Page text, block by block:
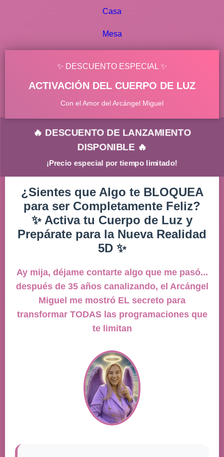
Casa
Mesa
✨ DESCUENTO ESPECIAL ✨
ACTIVACIÓN DEL CUERPO DE LUZ
Con el Amor del Arcángel Miguel
🔥 DESCUENTO DE LANZAMIENTO
DISPONIBLE 🔥
¡Precio especial por tiempo limitado!
¿Sientes que Algo te BLOQUEA
para ser Completamente Feliz?
✨ Activa tu Cuerpo de Luz y
Prepárate para la Nueva Realidad
5D ✨
Ay mija, déjame contarte algo que me pasó...
después de 35 años canalizando, el Arcángel
Miguel me mostró EL secreto para
transformar TODAS las programaciones que
te limitan